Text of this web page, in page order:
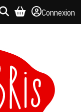
Connexion